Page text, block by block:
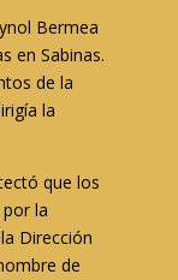
Bermea
en Sabinas.
de la
la
que los
la
Dirección
de